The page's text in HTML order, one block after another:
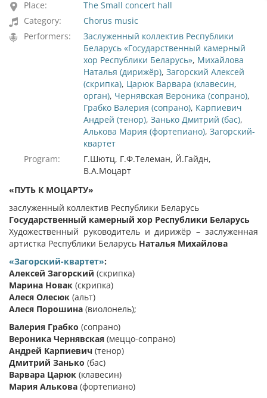
Place:
The Small concert hall
Category:
Chorus music
Performers:
Заслуженный коллектив Республики
Беларусь «Государственный камерный
хор Республики Беларусь», Михайлова
Наталья (дирижёр), Загорский Алексей
(скрипка), Царюк Варвара (клавесин,
орган), Чернявская Вероника (сопрано),
Грабко Валерия (сопрано), Карпиевич
Андрей (тенор), Занько Дмитрий (бас),
Алькова Мария (фортепиано), Загорский-
квартет
Program:
Г.Шютц, Г.Ф.Телеман, Й.Гайдн,
В.А.Моцарт
«ПУТЬ К МОЦАРТУ»
заслуженный коллектив Республики Беларусь
Государственный камерный хор Республики Беларусь
Художественный руководитель и дирижёр – заслуженная
артистка Республики Беларусь Наталья Михайлова
«Загорский-квартет»:
Алексей Загорский (скрипка)
Марина Новак (скрипка)
Алеся Олесюк (альт)
Алеся Порошина (виолонель);
Валерия Грабко (сопрано)
Вероника Чернявская (меццо-сопрано)
Андрей Карпиевич (тенор)
Дмитрий Занько (бас)
Варвара Царюк (клавесин)
Мария Алькова (фортепиано)